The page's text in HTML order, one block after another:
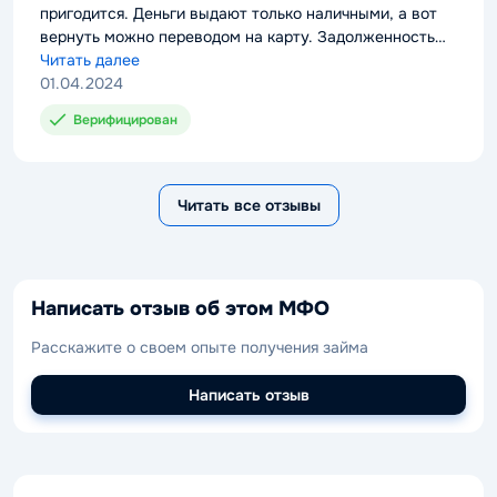
пригодится. Деньги выдают только наличными, а вот
вернуть можно переводом на карту. Задолженность
принято погашать единовременным платежом в конце
срока действия договора займа
Читать далее
01.04.2024
Верифицирован
Читать все отзывы
Написать отзыв об этом МФО
Расскажите о своем опыте получения займа
Написать отзыв